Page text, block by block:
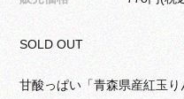
SOLD OUT
甘酸っぱい「青森県産紅玉り